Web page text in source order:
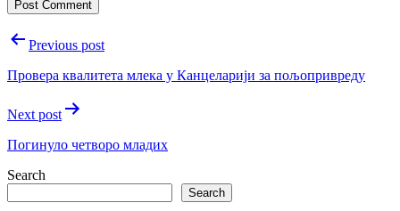
PostPrevious post
Провера квалитета млека у Канцеларији за пољопривреду
Next post
Погинуло четворо младих
Search
Search